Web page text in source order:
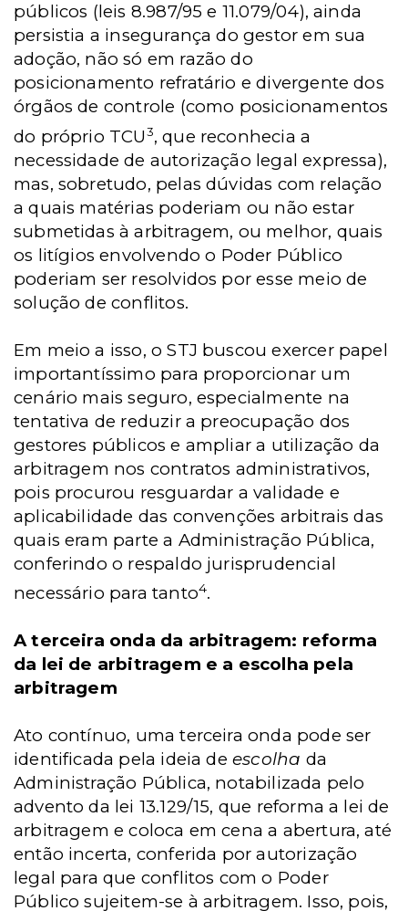
públicos (leis 8.987/95 e 11.079/04), ainda
persistia a insegurança do gestor em sua
adoção, não só em razão do
posicionamento refratário e divergente dos
órgãos de controle (como posicionamentos
do próprio TCU3, que reconhecia a
necessidade de autorização legal expressa),
mas, sobretudo, pelas dúvidas com relação
a quais matérias poderiam ou não estar
submetidas à arbitragem, ou melhor, quais
os litígios envolvendo o Poder Público
poderiam ser resolvidos por esse meio de
solução de conflitos.
Em meio a isso, o STJ buscou exercer papel
importantíssimo para proporcionar um
cenário mais seguro, especialmente na
tentativa de reduzir a preocupação dos
gestores públicos e ampliar a utilização da
arbitragem nos contratos administrativos,
pois procurou resguardar a validade e
aplicabilidade das convenções arbitrais das
quais eram parte a Administração Pública,
conferindo o respaldo jurisprudencial
necessário para tanto4.
A terceira onda da arbitragem: reforma
da lei de arbitragem e a escolha pela
arbitragem
Ato contínuo, uma terceira onda pode ser
identificada pela ideia deescolha da
Administração Pública, notabilizada pelo
advento da lei 13.129/15, que reforma a lei de
arbitragem e coloca em cena a abertura, até
então incerta, conferida por autorização
legal para que conflitos com o Poder
Público sujeitem-se à arbitragem. Isso, pois,